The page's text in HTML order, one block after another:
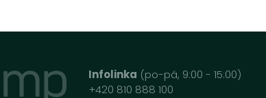
Infolinka (po-pá, 9:00 - 15:00)
+420 810 888 100